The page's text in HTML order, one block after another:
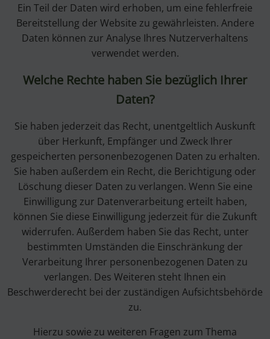
Ein Teil der Daten wird erhoben, um eine fehlerfreie
Bereitstellung der Website zu gewährleisten. Andere
Daten können zur Analyse Ihres Nutzerverhaltens
verwendet werden.
Welche Rechte haben Sie bezüglich Ihrer
Daten?
Sie haben jederzeit das Recht, unentgeltlich Auskunft
über Herkunft, Empfänger und Zweck Ihrer
gespeicherten personenbezogenen Daten zu erhalten.
Sie haben außerdem ein Recht, die Berichtigung oder
Löschung dieser Daten zu verlangen. Wenn Sie eine
Einwilligung zur Datenverarbeitung erteilt haben,
können Sie diese Einwilligung jederzeit für die Zukunft
widerrufen. Außerdem haben Sie das Recht, unter
bestimmten Umständen die Einschränkung der
Verarbeitung Ihrer personenbezogenen Daten zu
verlangen. Des Weiteren steht Ihnen ein
Beschwerderecht bei der zuständigen Aufsichtsbehörde
zu.
Hierzu sowie zu weiteren Fragen zum Thema